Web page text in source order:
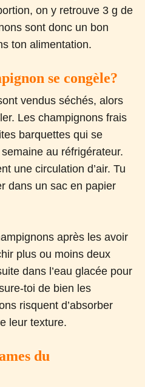
on y retrouve 3 g de
sont donc un bon
ton alimentation.
se congèle?
vendus séchés, alors
Les champignons frais
barquettes qui se
au réfrigérateur.
une circulation d’air. Tu
dans un sac en papier
après les avoir
plus ou moins deux
dans l’eau glacée pour
toi de bien les
risquent d’absorber
leur texture.
du